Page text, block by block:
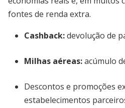
fontes de renda extra.
Cashback:devolução de
Milhas aéreas:acúmulo
Descontos e promoções
estabelecimentos